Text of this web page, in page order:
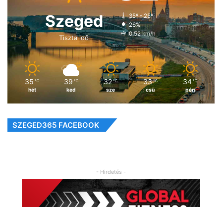
Szeged
Tiszta idő
35º - 25º
26%
0.52 km/h
35 ℃
hét
39 ℃
ked
32 ℃
sze
33 ℃
csü
34 ℃
pén
SZEGED365 FACEBOOK
- Hirdetés -